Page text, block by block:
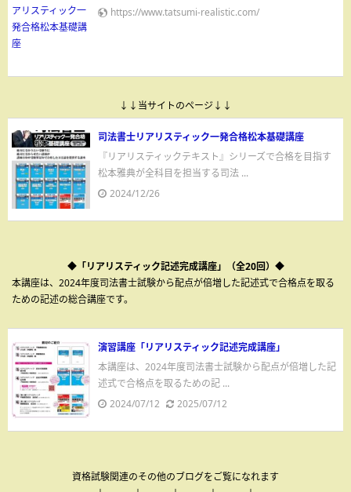
https://www.tatsumi-realistic.com/
↓↓当サイトのページ↓↓
司法書士リアリスティック一発合格松本基礎講座
『リアリスティックテキスト』シリーズで合格を目指す
松本雅典が全科目を担当する司法 ...
2024/12/26
◆「リアリスティック記述完成講座」（全20回）◆
本講座は、2024年度司法書士試験から配点が倍増した記述式で合格点を取る
ための記述の総合講座です。
演習講座「リアリスティック記述完成講座」
本講座は、2024年度司法書士試験から配点が倍増した記
述式で合格点を取るための記 ...
2024/07/12
2025/07/12
資格試験関連のその他のブログをご覧になれます